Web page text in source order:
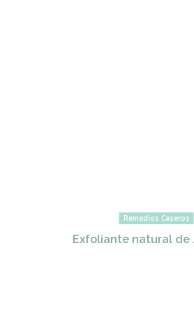
Remedios Caseros
Exfoliante natural de